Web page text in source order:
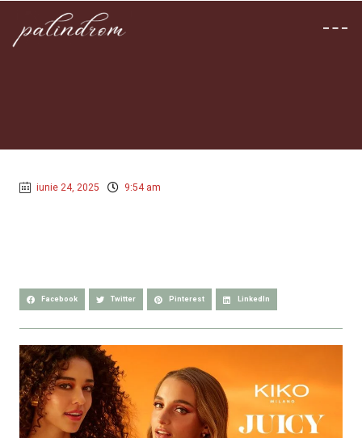
iunie 24, 2025 9:54 am
Facebook Twitter Pinterest LinkedIn